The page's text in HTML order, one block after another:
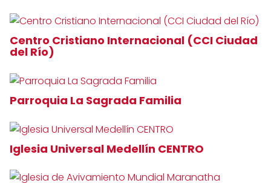
Centro Cristiano Internacional (CCI Ciudad
del Río)
Parroquia La Sagrada Familia
Iglesia Universal Medellín CENTRO